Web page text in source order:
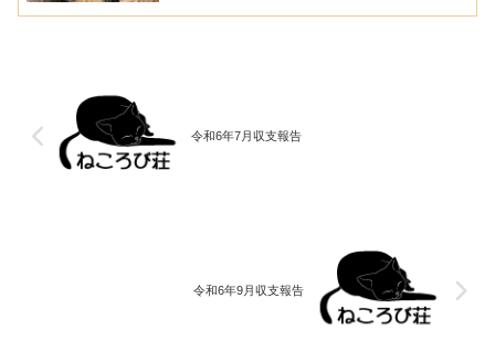
令和6年7月収支報告
令和6年9月収支報告